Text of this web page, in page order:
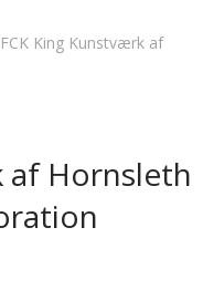
FCK King Kunstværk af
af Hornsleth